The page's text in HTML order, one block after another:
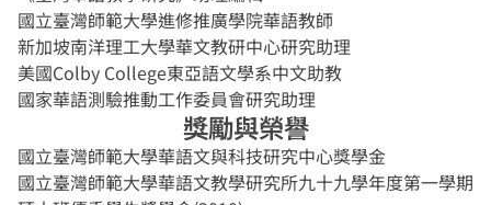
國立臺灣師範大學進修推廣學院華語教師
新加坡南洋理工大學華文教研中心研究助理
美國Colby College東亞語文學系中文助教
國家華語測驗推動工作委員會研究助理
獎勵與榮譽
國立臺灣師範大學華語文與科技研究中心獎學金
國立臺灣師範大學華語文教學研究所九十九學年度第一學期